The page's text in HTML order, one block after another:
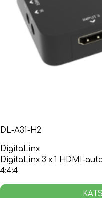
DL-A31-H2
DigitaLinx
DigitaLinx 3 x 1 HDMI-
4:4:4